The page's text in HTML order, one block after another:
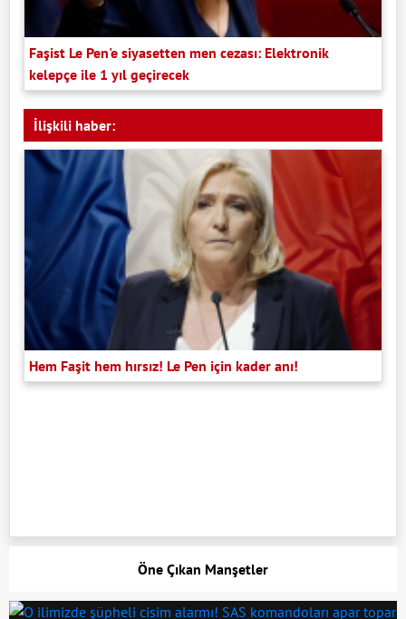
Faşist Le Pen'e siyasetten men cezası: Elektronik
kelepçe ile 1 yıl geçirecek
İlişkili haber:
Hem Faşit hem hırsız! Le Pen için kader anı!
Öne Çıkan Manşetler